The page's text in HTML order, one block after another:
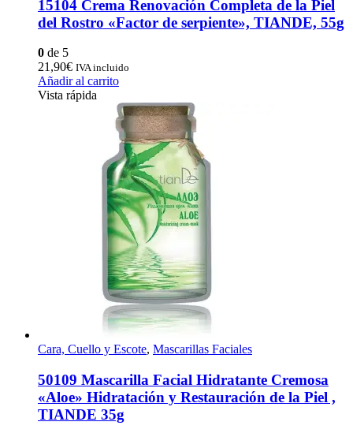
15104 Crema Renovación Completa de la Piel
del Rostro «Factor de serpiente», TIANDE, 55g
0 de 5
21,90€ IVA incluido
Añadir al carrito
Vista rápida
Cara, Cuello y Escote, Mascarillas Faciales
50109 Mascarilla Facial Hidratante Cremosa
«Aloe» Hidratación y Restauración de la Piel ,
TIANDE 35g